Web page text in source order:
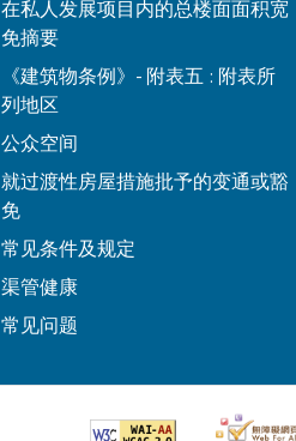
在私人发展项目内的总楼面面积宽
免摘要
《建筑物条例》- 附表五 : 附表所
列地区
公众空间
就过渡性房屋措施批予的变通或豁
免
常见条件及规定
渠管健康
常见问题